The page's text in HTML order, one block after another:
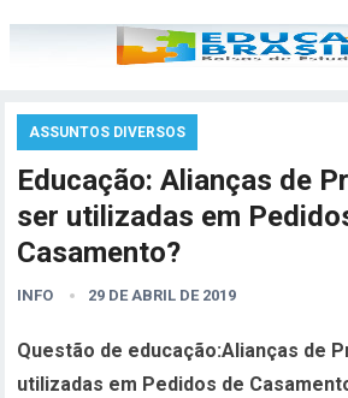
ASSUNTOS DIVERSOS
Educação: Alianças de
ser utilizadas em
Casamento?
INFO 29 DE ABRIL DE 2019
Questão de educação:Alianças de
utilizadas em Pedidos de